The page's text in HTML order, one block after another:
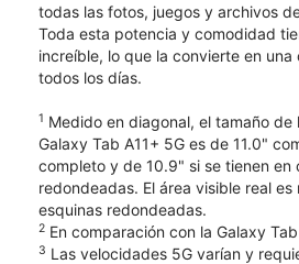
todas las fotos, juegos y archivos
Toda esta potencia y comodidad
increíble, lo que la convierte en
todos los días.
1 Medido en diagonal, el tamaño de
Galaxy Tab A11+ 5G es de 11.0"
completo y de 10.9" si se tienen en
redondeadas. El área visible real
esquinas redondeadas.
2 En comparación con la Galaxy
3 Las velocidades 5G varían y